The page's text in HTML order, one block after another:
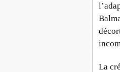
La